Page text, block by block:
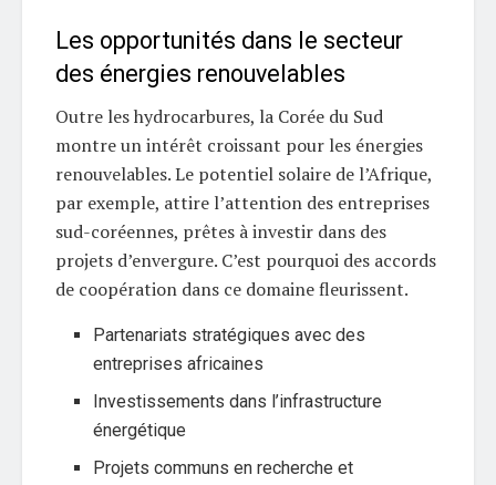
Les opportunités dans le secteur
des énergies renouvelables
Outre les hydrocarbures, la Corée du Sud
montre un intérêt croissant pour les énergies
renouvelables. Le potentiel solaire de l’Afrique,
par exemple, attire l’attention des entreprises
sud-coréennes, prêtes à investir dans des
projets d’envergure. C’est pourquoi des accords
de coopération dans ce domaine fleurissent.
Partenariats stratégiques avec des
entreprises africaines
Investissements dans l’infrastructure
énergétique
Projets communs en recherche et